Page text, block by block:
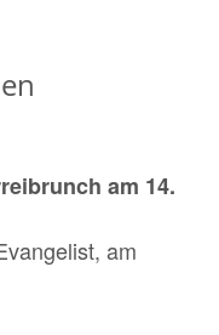
am 14.
am